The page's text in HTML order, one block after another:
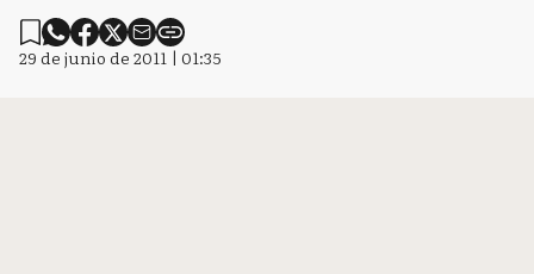
29 de junio de 2011 | 01:35